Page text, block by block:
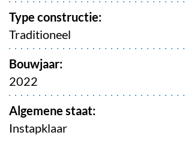
Type constructie:
Traditioneel
Bouwjaar:
2022
Algemene staat:
Instapklaar